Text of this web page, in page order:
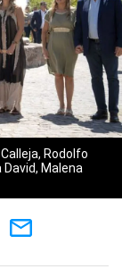
Rodolfo
Malena